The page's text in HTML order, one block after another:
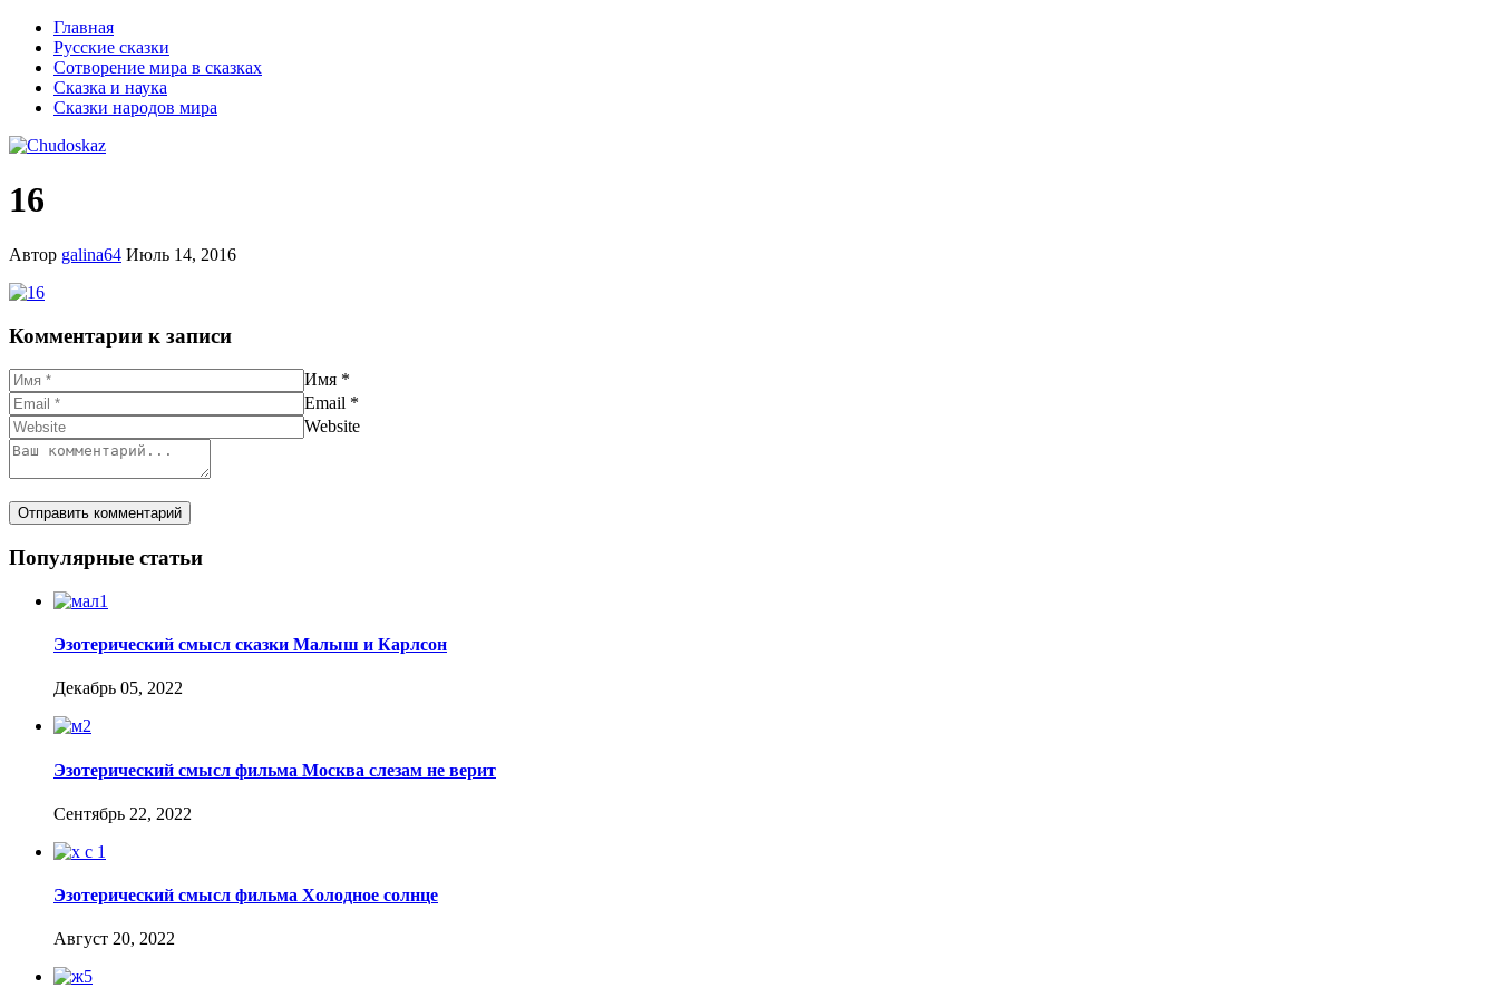
Главная
Русские сказки
Сотворение мира в сказках
Сказка и наука
Сказки народов мира
16
Автор galina64 Июль 14, 2016
Комментарии к записи
Имя *
Email *
Website
Популярные статьи
Эзотерический смысл сказки Малыш и Карлсон
Декабрь 05, 2022
Эзотерический смысл фильма Москва слезам не верит
Сентябрь 22, 2022
Эзотерический смысл фильма Холодное солнце
Август 20, 2022